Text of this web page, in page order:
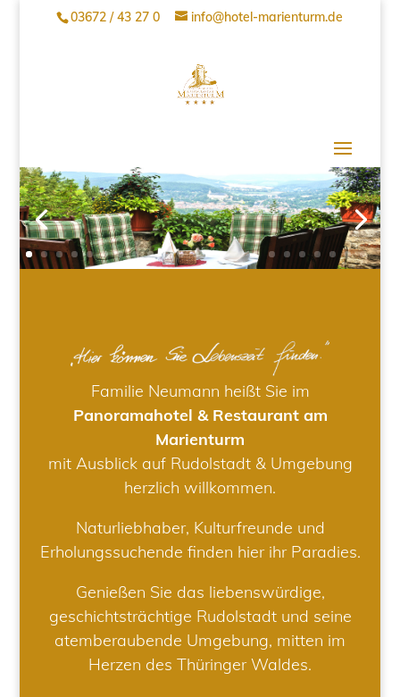
03672 / 43 27 0 info@hotel-marienturm.de
Familie Neumann heißt Sie im
Panoramahotel & Restaurant am
Marienturm
mit Ausblick auf Rudolstadt & Umgebung
herzlich willkommen.
Naturliebhaber, Kulturfreunde und
Erholungssuchende finden hier ihr Paradies.
Genießen Sie das liebenswürdige,
geschichtsträchtige Rudolstadt und seine
atemberaubende Umgebung, mitten im
Herzen des Thüringer Waldes.